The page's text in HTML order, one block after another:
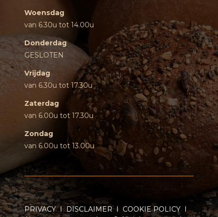
Woensdag
van 6.30u tot 14.00u
Donderdag
GESLOTEN
Vrijdag
van 6.30u tot 17.30u
Zaterdag
van 6.00u tot 17.30u
Zondag
van 6.00u tot 13.00u
PRIVACYI DISCLAIMERI COOKIE POLICYI